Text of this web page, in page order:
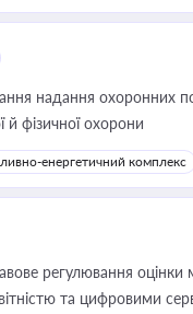
надання охоронних
й фізичної охорони
енергетичний комплекс
регулювання оцінки
та цифровими